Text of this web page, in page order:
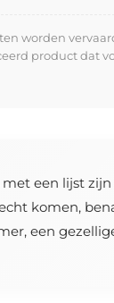
worden
product dat
met een lijst
komen,
een